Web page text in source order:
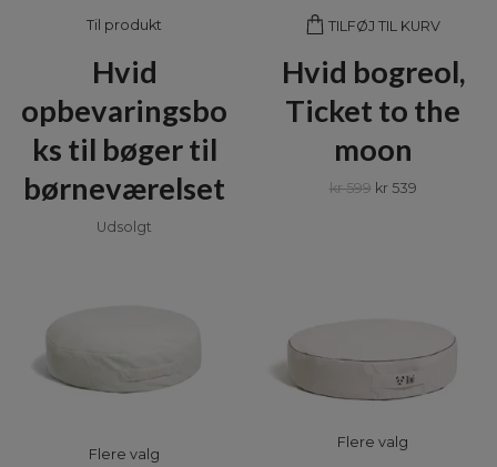
Til produkt
Hvid
opbevaringsbo
ks til bøger til
børneværelset
Udsolgt
TILFØJ TIL KURV
Hvid bogreol,
Ticket to the
moon
kr 599 kr 539
Flere valg
Flere valg